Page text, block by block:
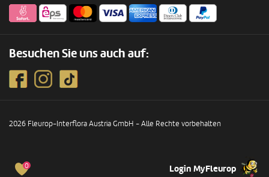
0 Login MyFleurop
Besuchen Sie uns auch auf:
2026 Fleurop-Interflora Austria GmbH - Alle Rechte vorbehalten